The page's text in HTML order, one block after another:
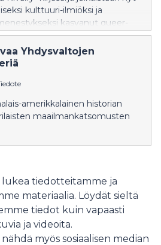
kulttuuri-ilmiöksi ja
kasvanut queer-
käynnistyy elokuussa
– Käänteentekijä.
Yhdysvaltojen
amerikkalainen historian
maailmankatsomusten
lukea tiedotteitamme ja
materiaalia. Löydät sieltä
tiedot kuin vapaasti
ja videoita.
myös sosiaalisen median